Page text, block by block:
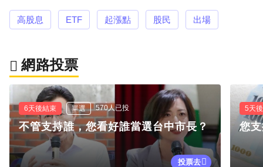
高股息 ETF 起漲點 股民 出場
網路投票
6天後結束 單選 570人已投
不管支持誰，您看好誰當選台中市長？
投票去
5天
您